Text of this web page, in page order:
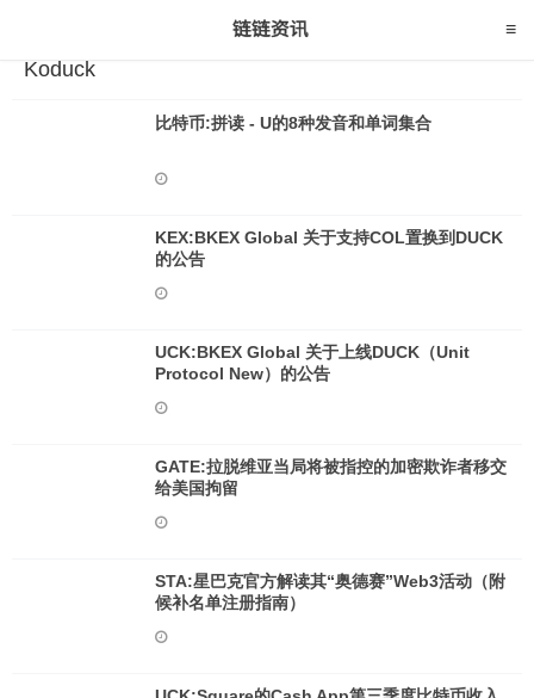
Koduck
比特币:拼读 - U的8种发音和单词集合
KEX:BKEX Global 关于支持COL置换到DUCK
的公告
UCK:BKEX Global 关于上线DUCK（Unit
Protocol New）的公告
GATE:拉脱维亚当局将被指控的加密欺诈者移交
给美国拘留
STA:星巴克官方解读其“奥德赛”Web3活动（附
候补名单注册指南）